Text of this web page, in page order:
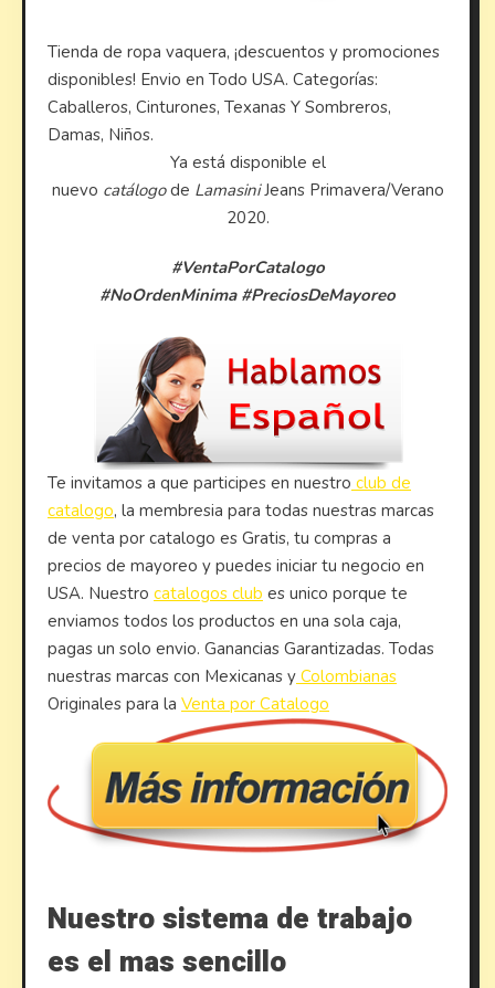
Tienda de ropa vaquera, ¡descuentos y promociones
disponibles! Envio en Todo USA. Categorías:
Caballeros, Cinturones, Texanas Y Sombreros,
Damas, Niños.
Ya está disponible el
nuevo catálogode LamasiniJeans Primavera/Verano
2020.
#VentaPorCatalogo
#NoOrdenMinima #PreciosDeMayoreo
Te invitamos a que participes en nuestro club de
catalogo, la membresia para todas nuestras marcas
de venta por catalogo es Gratis, tu compras a
precios de mayoreo y puedes iniciar tu negocio en
USA. Nuestro catalogos club es unico porque te
enviamos todos los productos en una sola caja,
pagas un solo envio. Ganancias Garantizadas. Todas
nuestras marcas con Mexicanas y Colombianas
Originales para la Venta por Catalogo
Nuestro sistema de trabajo
es el mas sencillo